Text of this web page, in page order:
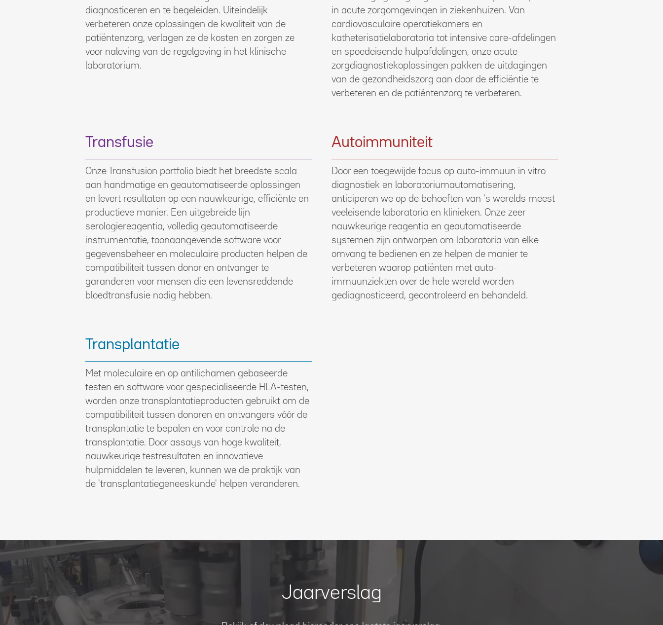
diagnosticeren en te begeleiden. Uiteindelijk
verbeteren onze oplossingen de kwaliteit van de
patiëntenzorg, verlagen ze de kosten en zorgen ze
voor naleving van de regelgeving in het klinische
laboratorium.
in acute zorgomgevingen in ziekenhuizen. Van
cardiovasculaire operatiekamers en
katheterisatielaboratoria tot intensive care-afdelingen
en spoedeisende hulpafdelingen, onze acute
zorgdiagnostiekoplossingen pakken de uitdagingen
van de gezondheidszorg aan door de efficiëntie te
verbeteren en de patiëntenzorg te verbeteren.
Transfusie
Onze Transfusion portfolio biedt het breedste scala
aan handmatige en geautomatiseerde oplossingen
en levert resultaten op een nauwkeurige, efficiënte en
productieve manier. Een uitgebreide lijn
serologiereagentia, volledig geautomatiseerde
instrumentatie, toonaangevende software voor
gegevensbeheer en moleculaire producten helpen de
compatibiliteit tussen donor en ontvanger te
garanderen voor mensen die een levensreddende
bloedtransfusie nodig hebben.
Autoimmuniteit
Door een toegewijde focus op auto-immuun in vitro
diagnostiek en laboratoriumautomatisering,
anticiperen we op de behoeften van 's werelds meest
veeleisende laboratoria en klinieken. Onze zeer
nauwkeurige reagentia en geautomatiseerde
systemen zijn ontworpen om laboratoria van elke
omvang te bedienen en ze helpen de manier te
verbeteren waarop patiënten met auto-
immuunziekten over de hele wereld worden
gediagnosticeerd, gecontroleerd en behandeld.
Transplantatie
Met moleculaire en op antilichamen gebaseerde
testen en software voor gespecialiseerde HLA-testen,
worden onze transplantatieproducten gebruikt om de
compatibiliteit tussen donoren en ontvangers vóór de
transplantatie te bepalen en voor controle na de
transplantatie. Door assays van hoge kwaliteit,
nauwkeurige testresultaten en innovatieve
hulpmiddelen te leveren, kunnen we de praktijk van
de 'transplantatiegeneeskunde' helpen veranderen.
Jaarverslag